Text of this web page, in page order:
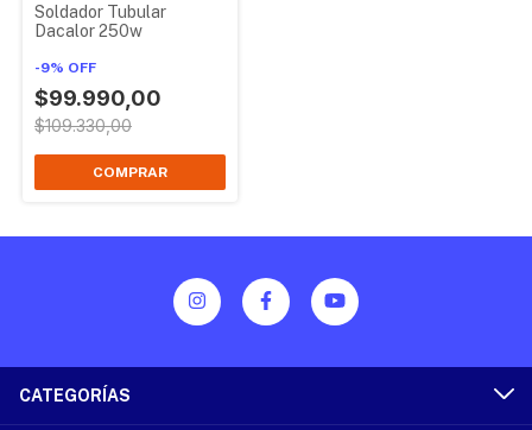
Soldador Tubular
Dacalor 250w
-9% OFF
$99.990,00
$109.330,00
CATEGORÍAS